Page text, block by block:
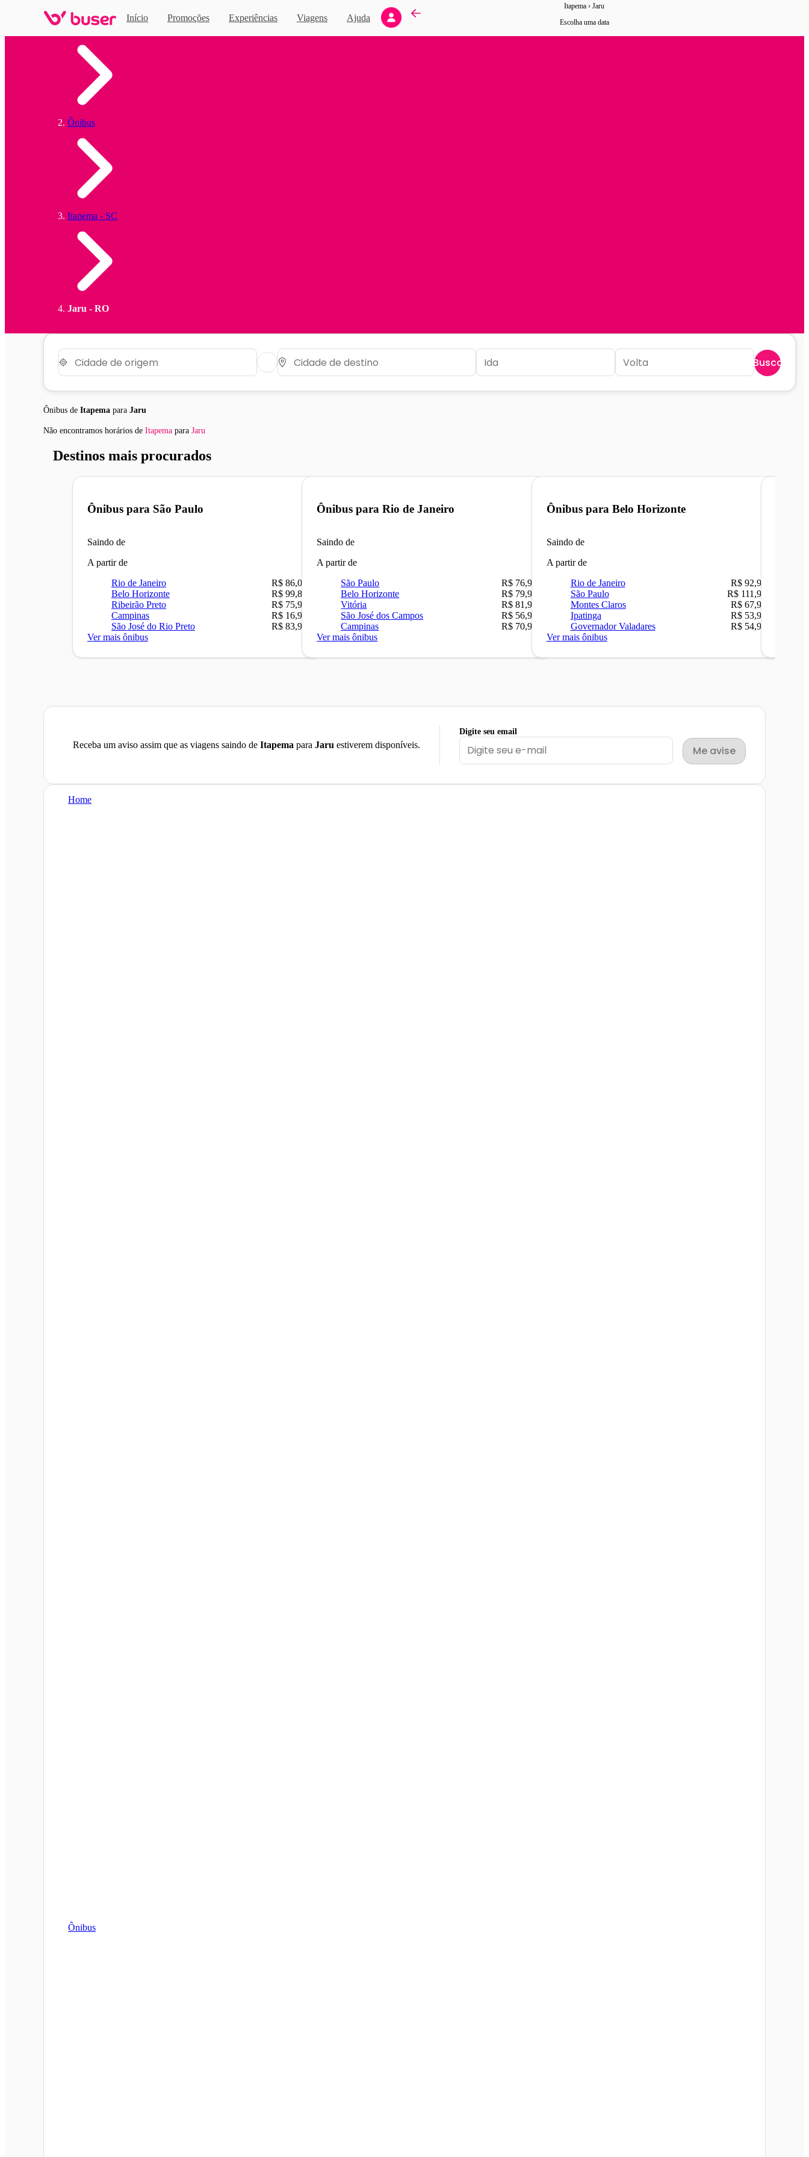
Início Promoções Experiências Viagens Ajuda
Itapema › Jaru
Escolha uma data
Ônibus
Itapema - SC
Jaru - RO
Buscar
Ônibus de Itapema para Jaru
Não encontramos horários de Itapema para Jaru
Destinos mais procurados
Ônibus para São Paulo
Saindo de
A partir de
Rio de Janeiro
R$ 86,00
Belo Horizonte
R$ 99,89
Ribeirão Preto
R$ 75,90
Campinas
R$ 16,90
São José do Rio Preto
R$ 83,90
Ver mais ônibus
Ônibus paraRio de Janeiro
Saindo de
A partir de
São Paulo
R$ 76,90
Belo Horizonte
R$ 79,90
Vitória
R$ 81,90
São José dos Campos
R$ 56,90
Campinas
R$ 70,90
Ver mais ônibus
Ônibus para Belo Horizonte
Saindo de
A partir de
Rio de Janeiro
R$ 92,90
São Paulo
R$ 111,90
Montes Claros
R$ 67,90
Ipatinga
R$ 53,90
Governador Valadares
R$ 54,90
Ver mais ônibus
Receba um aviso assim que as viagens saindo de Itapema para Jaru estiverem disponíveis.
Digite seu email
Me avise
Home
Ônibus